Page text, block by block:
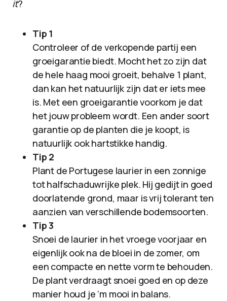
it?
Tip 1
Controleer of de verkopende partij een
groeigarantie biedt. Mocht het zo zijn dat
de hele haag mooi groeit, behalve 1 plant,
dan kan het natuurlijk zijn dat er iets mee
is. Met een groeigarantie voorkom je dat
het jouw probleem wordt. Een ander soort
garantie op de planten die je koopt, is
natuurlijk ook hartstikke handig.
Tip 2
Plant de Portugese laurier in een zonnige
tot halfschaduwrijke plek. Hij gedijt in goed
doorlatende grond, maar is vrij tolerant ten
aanzien van verschillende bodemsoorten.
Tip 3
Snoei de laurier in het vroege voorjaar en
eigenlijk ook na de bloei in de zomer, om
een compacte en nette vorm te behouden.
De plant verdraagt snoei goed en op deze
manier houd je ‘m mooi in balans.